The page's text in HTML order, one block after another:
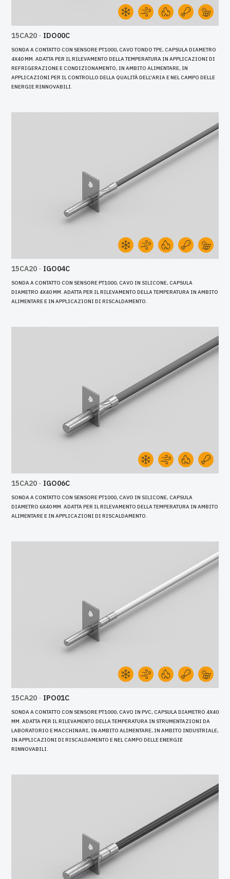
15CA20 - IDO00C
SONDA A CONTATTO CON SENSORE PT1000, CAVO TONDO TPE, CAPSULA DIAMETRO
4X40 MM. ADATTA PER IL RILEVAMENTO DELLA TEMPERATURA IN APPLICAZIONI DI
REFRIGERAZIONE E CONDIZIONAMENTO, IN AMBITO ALIMENTARE, IN
APPLICAZIONI PER IL CONTROLLO DELLA QUALITÀ DELL'ARIA E NEL CAMPO DELLE
ENERGIE RINNOVABILI.
15CA20 - IGO04C
SONDA A CONTATTO CON SENSORE PT1000, CAVO IN SILICONE, CAPSULA
DIAMETRO 4X40 MM. ADATTA PER IL RILEVAMENTO DELLA TEMPERATURA IN AMBITO
ALIMENTARE E IN APPLICAZIONI DI RISCALDAMENTO.
15CA20 - IGO06C
SONDA A CONTATTO CON SENSORE PT1000, CAVO IN SILICONE, CAPSULA
DIAMETRO 6X40 MM. ADATTA PER IL RILEVAMENTO DELLA TEMPERATURA IN AMBITO
ALIMENTARE E IN APPLICAZIONI DI RISCALDAMENTO.
15CA20 - IPO01C
SONDA A CONTATTO CON SENSORE PT1000, CAVO IN PVC, CAPSULA DIAMETRO 4X40
MM. ADATTA PER IL RILEVAMENTO DELLA TEMPERATURA IN STRUMENTAZIONI DA
LABORATORIO E MACCHINARI, IN AMBITO ALIMENTARE, IN AMBITO INDUSTRIALE,
IN APPLICAZIONI DI RISCALDAMENTO E NEL CAMPO DELLE ENERGIE
RINNOVABILI.